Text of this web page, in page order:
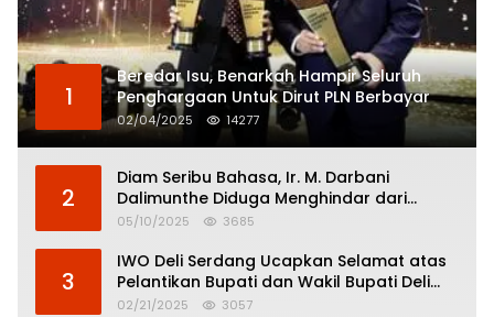
1
Beredar Isu, Benarkah Hampir Seluruh
Penghargaan Untuk Dirut PLN Berbayar
02/04/2025 14277
2
Diam Seribu Bahasa, Ir. M. Darbani
Dalimunthe Diduga Menghindar dari
Pertanggungjawaban Politik
05/10/2025 3685
3
IWO Deli Serdang Ucapkan Selamat atas
Pelantikan Bupati dan Wakil Bupati Deli
Serdang
02/21/2025 3057